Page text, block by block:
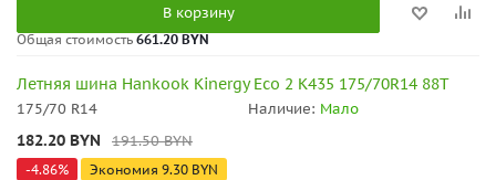
В корзину
Общая стоимость 661.20 BYN
Летняя шина Hankook Kinergy Eco 2 K435 175/70R14 88T
175/70 R14 Наличие: Мало
182.20 BYN 191.50BYN
-4.86% Экономия 9.30 BYN